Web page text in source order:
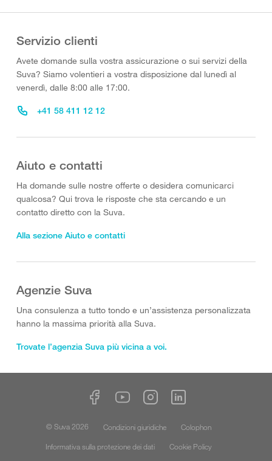
Servizio clienti
Avete domande sulla vostra assicurazione o sui servizi della
Suva? Siamo volentieri a vostra disposizione dal lunedì al
venerdì, dalle 8:00 alle 17:00.
+41 58 411 12 12
Aiuto e contatti
Ha domande sulle nostre offerte o desidera comunicarci
qualcosa? Qui trova le risposte che sta cercando e un
contatto diretto con la Suva.
Alla sezione Aiuto e contatti
Agenzie Suva
Una consulenza a tutto tondo e un’assistenza personalizzata
hanno la massima priorità alla Suva.
Trovate l’agenzia Suva più vicina a voi.
© Suva 2026 Condizioni giuridiche
Colophon
Informativa sulla protezione dei dati
Cookie Policy